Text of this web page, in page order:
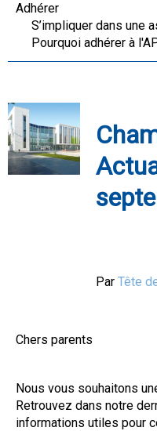
Adhérer
S’impliquer dans une
Pourquoi adhérer à
Par Tête
Chers parents
Nous vous souhaitons
Retrouvez dans notre
informations utiles pour